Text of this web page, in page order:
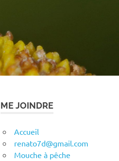
ME JOINDRE
Accueil
renato7d@gmail.com
Mouche à pêche